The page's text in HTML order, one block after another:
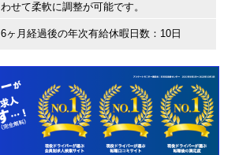
わせて柔軟に調整が可能です。
6ヶ月経過後の年次有給休暇日数：10日